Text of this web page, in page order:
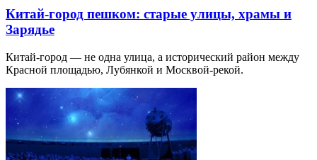
Китай-город пешком: старые улицы, храмы и
Зарядье
Китай-город — не одна улица, а исторический район между
Красной площадью, Лубянкой и Москвой-рекой.